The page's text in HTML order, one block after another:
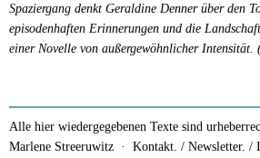
Spaziergang denkt Geraldine Denner über den
episodenhaften Erinnerungen und die
einer Novelle von außergewöhnlicher Intensität.
Alle hier wiedergegebenen Texte sind
Marlene Streeruwitz · Kontakt. / Newsletter. /